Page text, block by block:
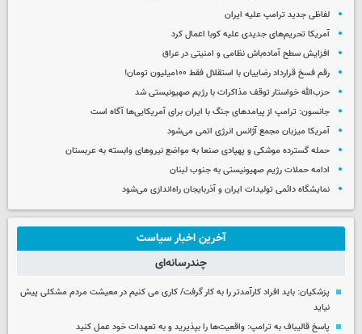
لفاظی جدید ترامپ علیه ایران
آمریکا تحریم‌های جدیدی علیه کوبا اعمال کرد
افزایش سطح آماده‌باش نظامی و امنیتی در عراق
رقم فسخ قرارداد رضاییان با استقلال فقط ۱۰۰میلیون تومان!
حزب‌الله خواستار توقف مذاکرات با رژیم صهیونیستی شد
جانسون: ترامپ از پیامدهای جنگ با ایران برای آمریکایی‌ها آگاه است
آمریکا میزبان مجمع آژانس انرژی اتمی می‌شود
حمله گسترده موشکی و پهپادی صنعا به مواضع نیروهای وابسته به عربستان
ادامه حملات رژیم صهیونیستی به جنوب لبنان
نمایشگاه دائمی تولیدات ایران و آذربایجان راه‌اندازی می‌شود
آخرین اخبار سیاست
چندرسانه‌ای
پزشکیان: باید افراد کارآمدتر را به کار گرفت/ کاری می کنیم در معیشت مردم مشکلی پیش
نیاید
پاسخ قالیباف به ترامپ: واقعیت‌ها را بپذیرید و به تعهدات خود عمل کنید